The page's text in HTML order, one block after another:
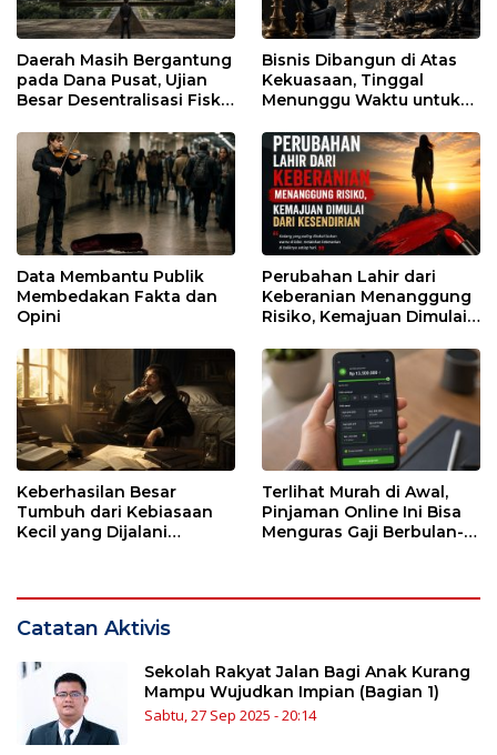
Daerah Masih Bergantung
pada Dana Pusat, Ujian
Besar Desentralisasi Fiskal
Bisnis Dibangun di Atas
Kekuasaan, Tinggal
Menunggu Waktu untuk
Data Membantu Publik
Membedakan Fakta dan
Opini
Perubahan Lahir dari
Keberanian Menanggung
Risiko, Kemajuan Dimulai
Keberhasilan Besar
Tumbuh dari Kebiasaan
Kecil yang Dijalani
Terlihat Murah di Awal,
Pinjaman Online Ini Bisa
Menguras Gaji Berbulan-
Catatan Aktivis
Sekolah Rakyat Jalan Bagi Anak Kurang
Mampu Wujudkan Impian (Bagian 1)
Sabtu, 27 Sep 2025 - 20:14